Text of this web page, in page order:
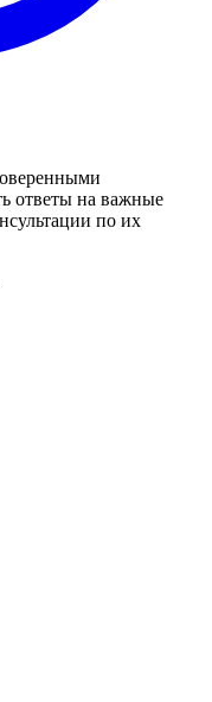
ответы на важные
по их